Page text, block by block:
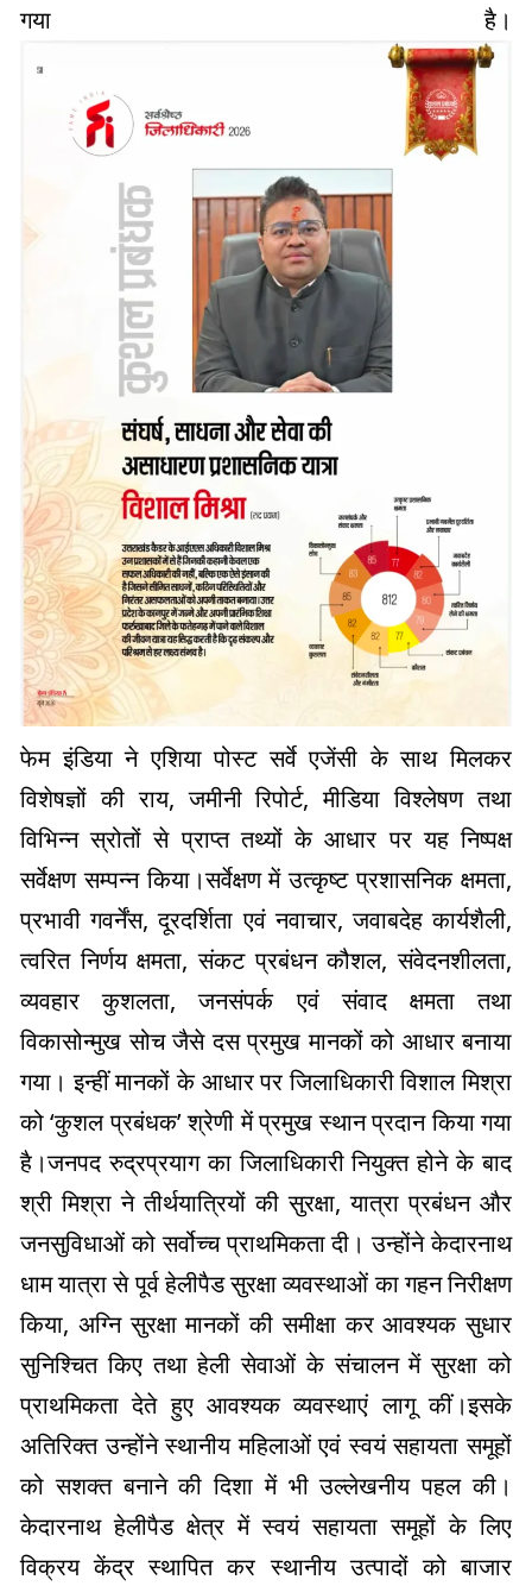
गया है।
फेम इंडिया ने एशिया पोस्ट सर्वे एजेंसी के साथ मिलकर
विशेषज्ञों की राय, जमीनी रिपोर्ट, मीडिया विश्लेषण तथा
विभिन्न स्रोतों से प्राप्त तथ्यों के आधार पर यह निष्पक्ष
सर्वेक्षण सम्पन्न किया।सर्वेक्षण में उत्कृष्ट प्रशासनिक क्षमता,
प्रभावी गवर्नेंस, दूरदर्शिता एवं नवाचार, जवाबदेह कार्यशैली,
त्वरित निर्णय क्षमता, संकट प्रबंधन कौशल, संवेदनशीलता,
व्यवहार कुशलता, जनसंपर्क एवं संवाद क्षमता तथा
विकासोन्मुख सोच जैसे दस प्रमुख मानकों को आधार बनाया
गया। इन्हीं मानकों के आधार पर जिलाधिकारी विशाल मिश्रा
को ‘कुशल प्रबंधक’ श्रेणी में प्रमुख स्थान प्रदान किया गया
है।जनपद रुद्रप्रयाग का जिलाधिकारी नियुक्त होने के बाद
श्री मिश्रा ने तीर्थयात्रियों की सुरक्षा, यात्रा प्रबंधन और
जनसुविधाओं को सर्वोच्च प्राथमिकता दी। उन्होंने केदारनाथ
धाम यात्रा से पूर्व हेलीपैड सुरक्षा व्यवस्थाओं का गहन निरीक्षण
किया, अग्नि सुरक्षा मानकों की समीक्षा कर आवश्यक सुधार
सुनिश्चित किए तथा हेली सेवाओं के संचालन में सुरक्षा को
प्राथमिकता देते हुए आवश्यक व्यवस्थाएं लागू कीं।इसके
अतिरिक्त उन्होंने स्थानीय महिलाओं एवं स्वयं सहायता समूहों
को सशक्त बनाने की दिशा में भी उल्लेखनीय पहल की।
केदारनाथ हेलीपैड क्षेत्र में स्वयं सहायता समूहों के लिए
विक्रय केंद्र स्थापित कर स्थानीय उत्पादों को बाजार